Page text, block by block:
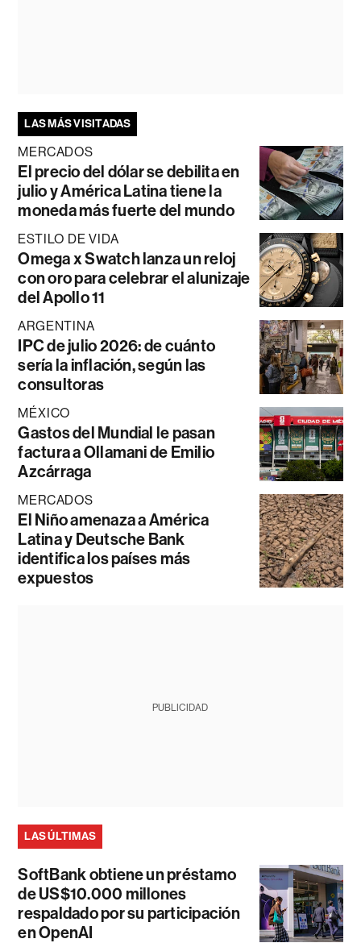
LAS MÁS VISITADAS
MERCADOS
El precio del dólar se debilita en
julio y América Latina tiene la
moneda más fuerte del mundo
ESTILO DE VIDA
Omega x Swatch lanza un reloj
con oro para celebrar el alunizaje
del Apollo 11
ARGENTINA
IPC de julio 2026: de cuánto
sería la inflación, según las
consultoras
MÉXICO
Gastos del Mundial le pasan
factura a Ollamani de Emilio
Azcárraga
MERCADOS
El Niño amenaza a América
Latina y Deutsche Bank
identifica los países más
expuestos
PUBLICIDAD
LAS ÚLTIMAS
SoftBank obtiene un préstamo
de US$10.000 millones
respaldado por su participación
en OpenAI